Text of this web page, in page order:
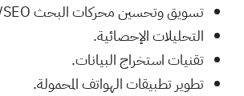
تسويق وتحسين محركات البحث SEM/SEO.
التحليلات الإحصائية.
تقنيات استخراج البيانات.
تطوير تطبيقات الهواتف المحمولة.